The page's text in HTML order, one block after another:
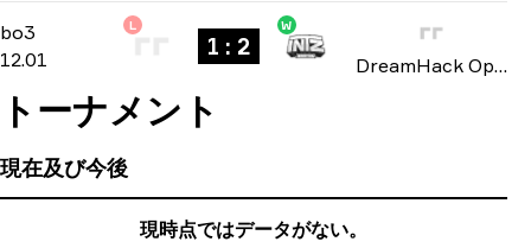
bo3 North American Open Qualifier-
12.01
L
1 : 2
W
DreamHack Open: Leipzig 2020
トーナメント
現在及び今後
現時点ではデータがない。